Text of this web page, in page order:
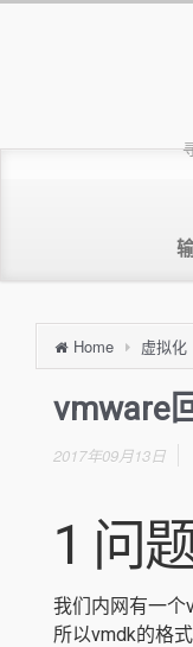
Home 虚拟化
vmware
2017年09月13日
1 问
我们内网有一个
所以vmdk的格